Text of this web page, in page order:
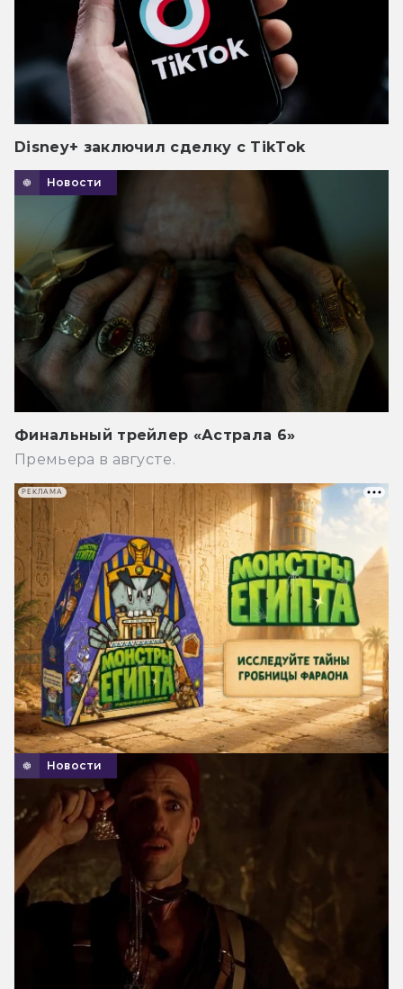
Disney+ заключил сделку с TikTok
Новости
Финальный трейлер «Астрала 6»
Премьера в августе.
Новости
РЕКЛАМА